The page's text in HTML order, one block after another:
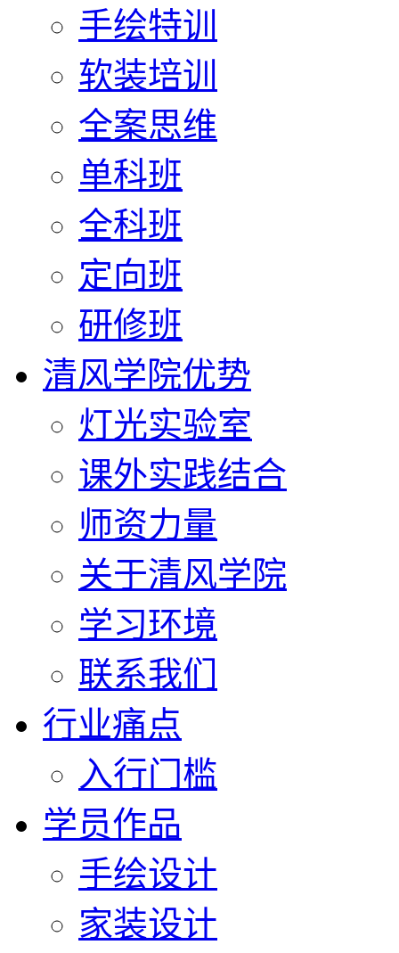
手绘特训
软装培训
全案思维
单科班
全科班
定向班
研修班
清风学院优势
灯光实验室
课外实践结合
师资力量
关于清风学院
学习环境
联系我们
行业痛点
入行门槛
学员作品
手绘设计
家装设计